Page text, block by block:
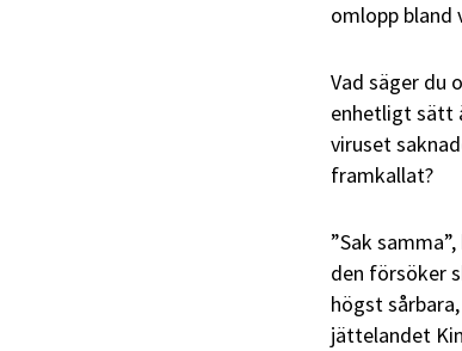
omlopp bland
Vad säger du
enhetligt sätt
viruset
framkallat?
”Sak
den försöker
högst
jättelandet